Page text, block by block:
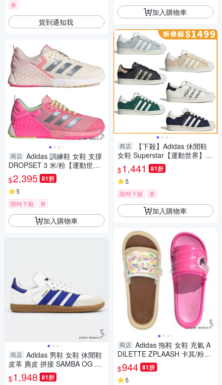
券
貨到通知我
商店 Adidas 訓練鞋 女鞋 支撐
DROPSET 3 米/粉【運動世
界】ID8635/JI2075
$2,395 81折
5
限時下殺
券
加入購物車
商店 Adidas 男鞋 女鞋 休閒鞋
皮革 麂皮 拼接 SAMBA OG 米
藍【運動世界】IF1813
$1,948 81折
加入購物車
商店
【下殺】Adidas 休閒鞋
女鞋 Superstar【運動世界】IE
3038/IE3039/IF7616/IF7615/I
F7672/IF7673
$1,441 81折
5
限時下殺
券
加入購物車
商店 Adidas 拖鞋 女鞋 充氣 A
DILETTE ZPLAASH 卡其/粉
【運動世界】IE5767/IE5766
$944 81折
5